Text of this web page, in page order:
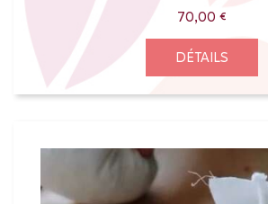
70,00 €
DÉTAILS